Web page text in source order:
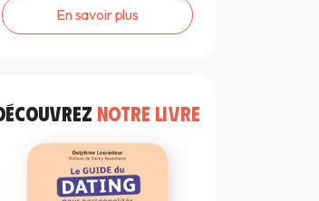
En savoir plus
NOTRE LIVRE